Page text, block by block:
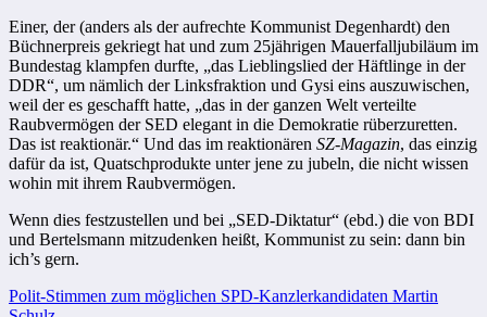
Einer, der (anders als der aufrechte Kommunist Degenhardt) den
Büchnerpreis gekriegt hat und zum 25jährigen Mauerfalljubiläum im
Bundestag klampfen durfte, „das Lieblingslied der Häftlinge in der
DDR“, um nämlich der Linksfraktion und Gysi eins auszuwischen,
weil der es geschafft hatte, „das in der ganzen Welt verteilte
Raubvermögen der SED elegant in die Demokratie rüberzuretten.
Das ist reaktionär.“ Und das im reaktionären SZ-Magazin, das einzig
dafür da ist, Quatschprodukte unter jene zu jubeln, die nicht wissen
wohin mit ihrem Raubvermögen.
Wenn dies festzustellen und bei „SED-Diktatur“ (ebd.) die von BDI
und Bertelsmann mitzudenken heißt, Kommunist zu sein: dann bin
ich’s gern.
Beitragsnavigation
Polit-Stimmen zum möglichen SPD-Kanzlerkandidaten Martin